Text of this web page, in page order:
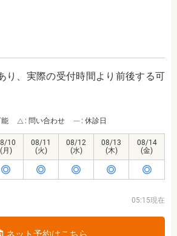
り、実際の受付時間より前後する可
能 : 問い合わせ : 休診日
10
(月)
08/11
(火)
08/12
(水)
08/13
(木)
08/14
(金)
05:15現在